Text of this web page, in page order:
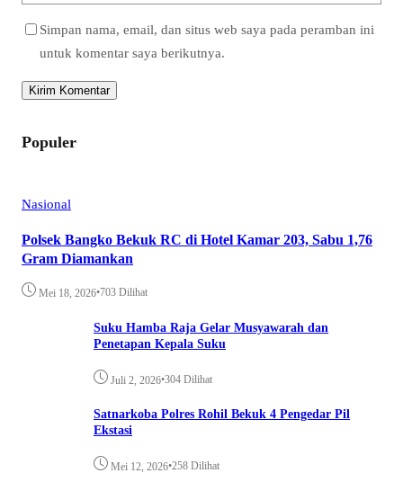
Simpan nama, email, dan situs web saya pada peramban ini
untuk komentar saya berikutnya.
Populer
Nasional
Polsek Bangko Bekuk RC di Hotel Kamar 203, Sabu 1,76
Gram Diamankan
Mei 18, 2026•703 Dilihat
Suku Hamba Raja Gelar Musyawarah dan
Penetapan Kepala Suku
Juli 2, 2026•304 Dilihat
Satnarkoba Polres Rohil Bekuk 4 Pengedar Pil
Ekstasi
Mei 12, 2026•258 Dilihat